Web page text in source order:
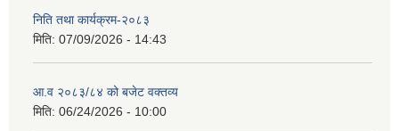
निति तथा कार्यक्रम-२०८३
मिति: 07/09/2026 - 14:43
आ.व २०८३/८४ को बजेट वक्तव्य
मिति: 06/24/2026 - 10:00